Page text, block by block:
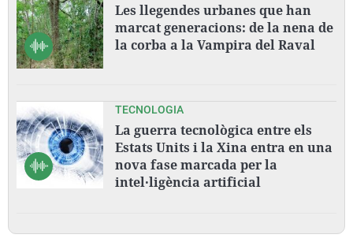
Les llegendes urbanes que han
marcat generacions: de la nena de
la corba a la Vampira del Raval
TECNOLOGIA
La guerra tecnològica entre els
Estats Units i la Xina entra en una
nova fase marcada per la
intel·ligència artificial